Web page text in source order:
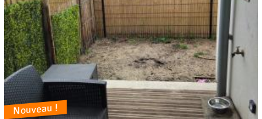
Nouveau !